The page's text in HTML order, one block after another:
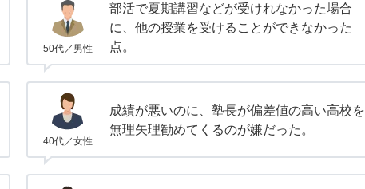
50代／男性
部活で夏期講習などが受けれなかった場合
に、他の授業を受けることができなかった
点。
40代／女性
成績が悪いのに、塾長が偏差値の高い高校を
無理矢理勧めてくるのが嫌だった。